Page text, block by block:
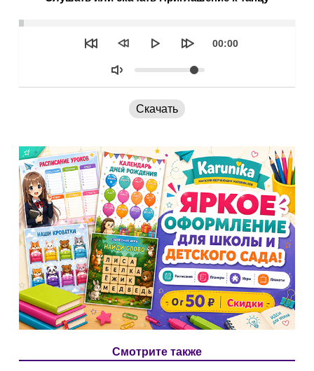
Текущее
00:00
Объем
Скачать
Смотрите также